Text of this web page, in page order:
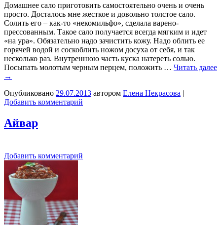
Домашнее сало приготовить самостоятельно очень и очень
просто. Досталось мне жесткое и довольно толстое сало.
Солить его – как-то «некомильфо», сделала варено-
прессованным. Такое сало получается всегда мягким и идет
«на ура». Обязательно надо зачистить кожу. Надо облить ее
горячей водой и соскоблить ножом досуха от себя, и так
несколько раз. Внутреннюю часть куска натереть солью.
Посыпать молотым черным перцем, положить … Читать далее
→
Опубликовано 29.07.2013 автором Елена Некрасова |
Добавить комментарий
Айвар
Добавить комментарий